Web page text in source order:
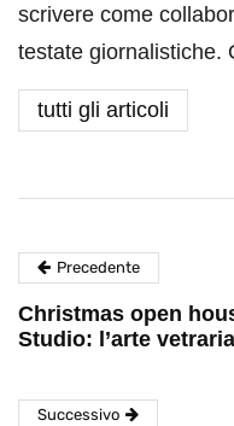
scrivere come
testate giornalistiche.
tutti gli articoli
Precedente
Christmas open
Studio: l’arte
Successivo